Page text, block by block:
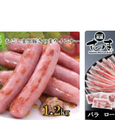
さと納税でぜひお楽しみ
適正表示についてのお詫び
して取り扱っていた「有
品について、不適切な表
した。
迷惑をおかけしましたこ
す。
返礼品に係る寄附の受付